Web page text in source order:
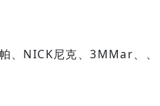
、NICK尼克、3MMar、、